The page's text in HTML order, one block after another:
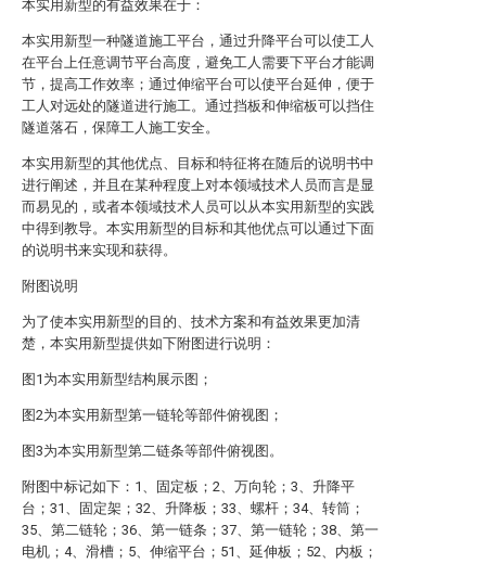
本实用新型的有益效果在于：
本实用新型一种隧道施工平台，通过升降平台可以使工人
在平台上任意调节平台高度，避免工人需要下平台才能调
节，提高工作效率；通过伸缩平台可以使平台延伸，便于
工人对远处的隧道进行施工。通过挡板和伸缩板可以挡住
隧道落石，保障工人施工安全。
本实用新型的其他优点、目标和特征将在随后的说明书中
进行阐述，并且在某种程度上对本领域技术人员而言是显
而易见的，或者本领域技术人员可以从本实用新型的实践
中得到教导。本实用新型的目标和其他优点可以通过下面
的说明书来实现和获得。
附图说明
为了使本实用新型的目的、技术方案和有益效果更加清
楚，本实用新型提供如下附图进行说明：
图1为本实用新型结构展示图；
图2为本实用新型第一链轮等部件俯视图；
图3为本实用新型第二链条等部件俯视图。
附图中标记如下：1、固定板；2、万向轮；3、升降平
台；31、固定架；32、升降板；33、螺杆；34、转筒；
35、第二链轮；36、第一链条；37、第一链轮；38、第一
电机；4、滑槽；5、伸缩平台；51、延伸板；52、内板；